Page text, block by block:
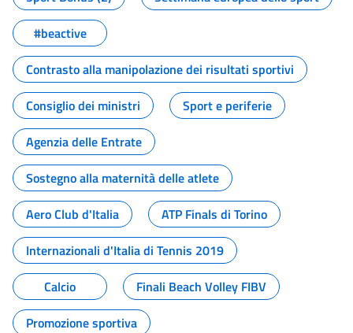
#beactive
Contrasto alla manipolazione dei risultati sportivi
Consiglio dei ministri
Sport e periferie
Agenzia delle Entrate
Sostegno alla maternità delle atlete
Aero Club d'Italia
ATP Finals di Torino
Internazionali d'Italia di Tennis 2019
Calcio
Finali Beach Volley FIBV
Promozione sportiva